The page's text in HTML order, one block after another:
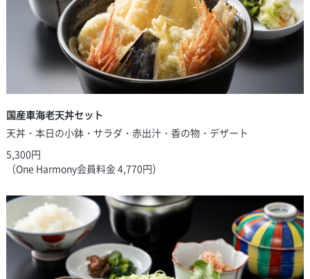
国産車海老天丼セット
天丼・本日の小鉢・サラダ・赤出汁・香の物・デザート
5,300円
（One Harmony会員料金 4,770円）